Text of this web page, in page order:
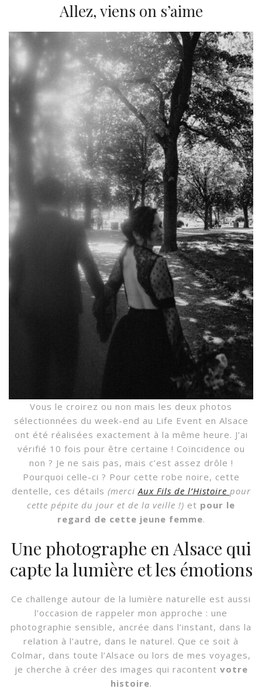
Allez, viens on s’aime
Vous le croirez ou non mais les deux photos
sélectionnées du week-end au Life Event en Alsace
ont été réalisées exactement à la même heure. J’ai
vérifié 10 fois pour être certaine ! Coïncidence ou
non ? Je ne sais pas, mais c’est assez drôle !
Pourquoi celle-ci ? Pour cette robe noire, cette
dentelle, ces détails (merciAux Fils de l’Histoire pour
cette pépite du jour et de la veille !) et pour le
regard de cette jeune femme.
Une photographe en Alsace qui
capte la lumière et les émotions
Ce challenge autour de la lumière naturelle est aussi
l’occasion de rappeler mon approche : une
photographie sensible, ancrée dans l’instant, dans la
relation à l’autre, dans le naturel. Que ce soit à
Colmar, dans toute l’Alsace ou lors de mes voyages,
je cherche à créer des images qui racontent votre
histoire.